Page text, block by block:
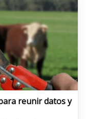
reunir datos y